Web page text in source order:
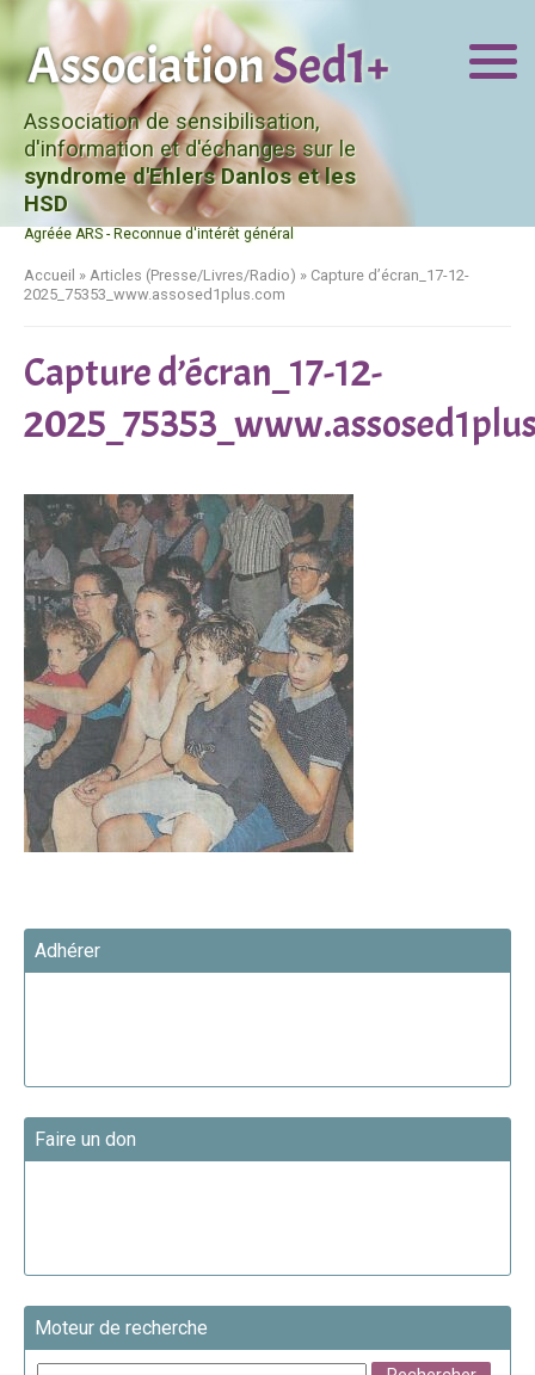
Association de sensibilisation,
d'information et d'échanges sur le
syndrome d'Ehlers Danlos et les
HSD
Agréée ARS - Reconnue d'intérêt général
Accueil » Articles (Presse/Livres/Radio) » Capture d’écran_17-12-
2025_75353_www.assosed1plus.com
Capture d’écran_17-12-
Adhérer
Faire un don
Moteur de recherche